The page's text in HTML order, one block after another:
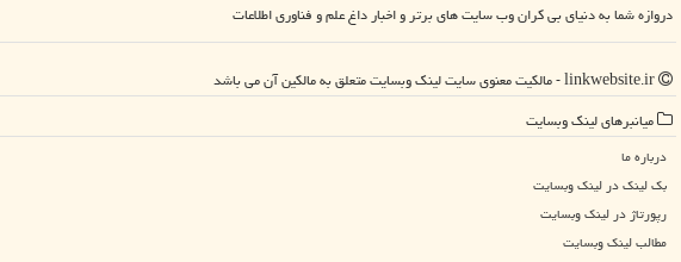
دروازه شما به دنیای بی کران وب سایت های برتر و اخبار داغ علم و فناوری اطلاعات
میانبرهای لینك وبسایت
درباره ما
بک لینک در لینك وبسایت
رپورتاژ در لینك وبسایت
مطالب لینك وبسایت